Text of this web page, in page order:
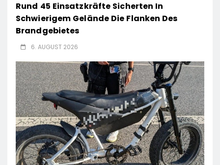
Rund 45 Einsatzkräfte Sicherten In
Schwierigem Gelände Die Flanken Des
Brandgebietes
6. AUGUST 2026